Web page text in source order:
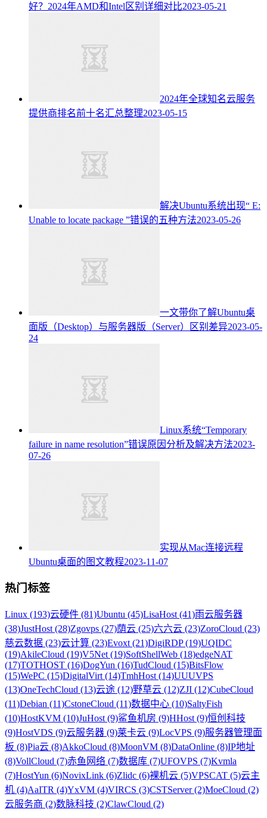
好？2024年AMD和Intel区别详细对比2023-05-21
2024年全球知名云服务
提供商排名前十名汇总整理2023-05-15
解决Ubuntu系统出现“ E:
Unable to locate package ”错误的五种方法2023-05-26
一文带你了解Ubuntu桌
面版（Desktop）与服务器版（Server）区别差异2023-05-
24
Linux系统“Temporary
failure in name resolution”错误原因分析及解决方法2023-
07-26
实现从Mac连接远程
Ubuntu桌面的图文教程2023-11-07
热门标签
Linux (193)云硬件 (81)Ubuntu (45)LisaHost (41)雨云服务器
(38)JustHost (28)Zgovps (27)荫云 (25)六六云 (23)ZoroCloud (23)
慈云数据 (23)云计算 (23)Evoxt (21)DigiRDP (19)UQIDC
(19)AkileCloud (19)V5Net (19)SoftShellWeb (18)edgeNAT
(17)TOTHOST (16)DogYun (16)TudCloud (15)BitsFlow
(15)WePC (15)DigitalVirt (14)TmhHost (14)UUUVPS
(13)OneTechCloud (13)云途 (12)野草云 (12)ZJI (12)CubeCloud
(11)Debian (11)CstoneCloud (11)数据中心 (10)SaltyFish
(10)HostKVM (10)JuHost (9)鲨鱼机房 (9)HHost (9)恒创科技
(9)HostVDS (9)云服务器 (9)莱卡云 (9)LocVPS (9)服务器管理面
板 (8)Pia云 (8)AkkoCloud (8)MoonVM (8)DataOnline (8)IP地址
(8)VollCloud (7)赤鱼网络 (7)数据库 (7)UFOVPS (7)Kvmla
(7)HostYun (6)NovixLink (6)Zlidc (6)裸机云 (5)VPSCAT (5)云主
机 (4)AaITR (4)YxVM (4)VIRCS (3)CSTServer (2)MoeCloud (2)
云服务商 (2)数脉科技 (2)ClawCloud (2)